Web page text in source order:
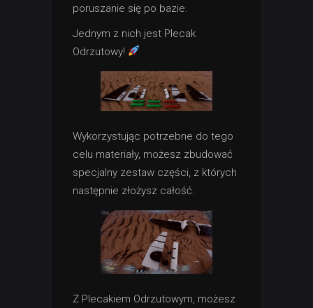
poruszanie się po bazie.
Jednym z nich jest Plecak
Odrzutowy!
Wykorzystując potrzebne do tego
celu materiały, możesz zbudować
specjalny zestaw części, z których
następnie złożysz całość.
Z Plecakiem Odrzutowym, możesz